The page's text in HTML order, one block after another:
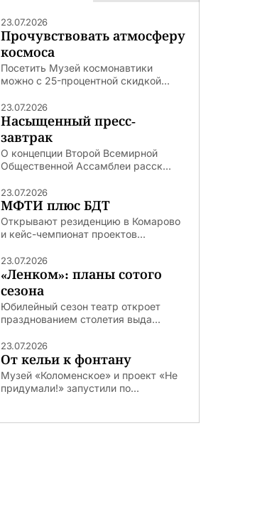
23.07.2026
Прочувствовать атмосферу
космоса
Посетить Музей космонавтики
можно с 25-процентной скидкой...
23.07.2026
Насыщенный пресс-
завтрак
О концепции Второй Всемирной
Общественной Ассамблеи расск...
23.07.2026
МФТИ плюс БДТ
Открывают резиденцию в Комарово
и кейс-чемпионат проектов...
23.07.2026
«Ленком»: планы сотого
сезона
Юбилейный сезон театр откроет
празднованием столетия выда...
23.07.2026
От кельи к фонтану
Музей «Коломенское» и проект «Не
придумали!» запустили по...